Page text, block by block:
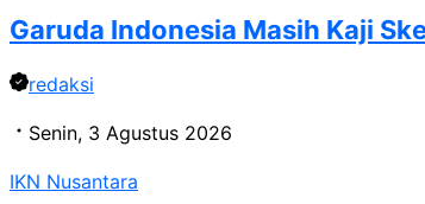
Garuda Indonesia Masih Kaji
redaksi
Senin, 3 Agustus 2026
IKN Nusantara